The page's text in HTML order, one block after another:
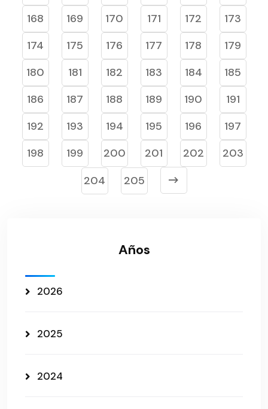
168
169 170 171 172
173
174
175 176 177 178
179
180
181 182 183 184
185
186
187 188 189 190
191
192
193 194 195 196
197
198
199 200 201 202
203
204
205
Años
2026
2025
2024